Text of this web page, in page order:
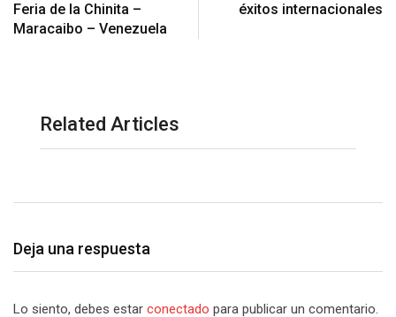
Feria de la Chinita –
Maracaibo – Venezuela
éxitos internacionales
Related Articles
Deja una respuesta
Lo siento, debes estar conectado para publicar un comentario.